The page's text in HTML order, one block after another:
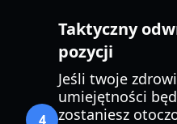
4
Taktyczny
pozycji
Jeśli twoje
umiejętności
zostaniesz